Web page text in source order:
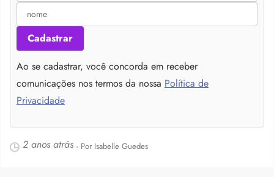
Cadastrar
Ao se cadastrar, você concorda em receber
comunicações nos termos da nossa Política de
Privacidade
2 anos atrás - Por Isabelle Guedes